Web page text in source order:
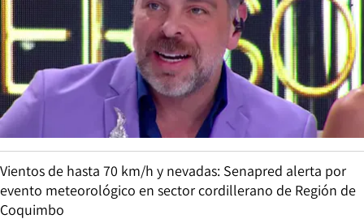
Vientos de hasta 70 km/h y nevadas: Senapred alerta por
evento meteorológico en sector cordillerano de Región de
Coquimbo